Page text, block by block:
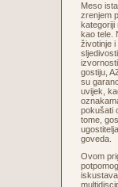
Meso
zrenjem
kategoriji
kao tele.
životinje
gostiju,
su
uvijek,
pokušati
tome,
Ovom